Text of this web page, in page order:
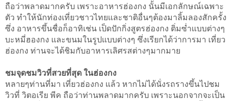
ถือว่าพลาดมากครับ เพราะอาหารฮ่องกง นั้นมีเอกลักษณ์เฉพาะ
ตัว ทำให้นักท่องเที่ยวชาวไทยและชาติอื่นๆต้องมาลิ้มลองสักครั้ง
ซึ่ง อาหารขึ้นชื่อก็อาทิเช่น เป็ดปักกิ่งสูตรฮ่องกง ติ่มซ่ำแบบต่างๆ
บะหมี่ฮองกง และขนมในรูปแบบต่างๆ ซึ่งเรียกได้ว่าการมา เที่ยว
ฮ่องกง ท่านจะได้ชิมกับอาหารเลิศรสต่างๆมากมาย
ชมจุดชมวิวที่สวยที่สุด ในฮ่องกง
หลายๆท่านที่มา เที่ยวฮ่องกง แล้ว หากไม่ได้นั่งรถรางขึ้นไปชม
วิวที่ วิตอเรีย พีค ถือว่าท่านพลาดมากครับ เพราะนอกจากจะเป็น